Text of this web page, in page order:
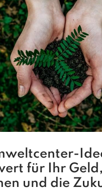
für Ihr
und die